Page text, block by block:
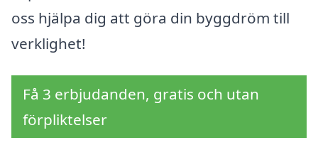
oss hjälpa dig att göra din byggdröm till
verklighet!
Få 3 erbjudanden, gratis och utan
förpliktelser